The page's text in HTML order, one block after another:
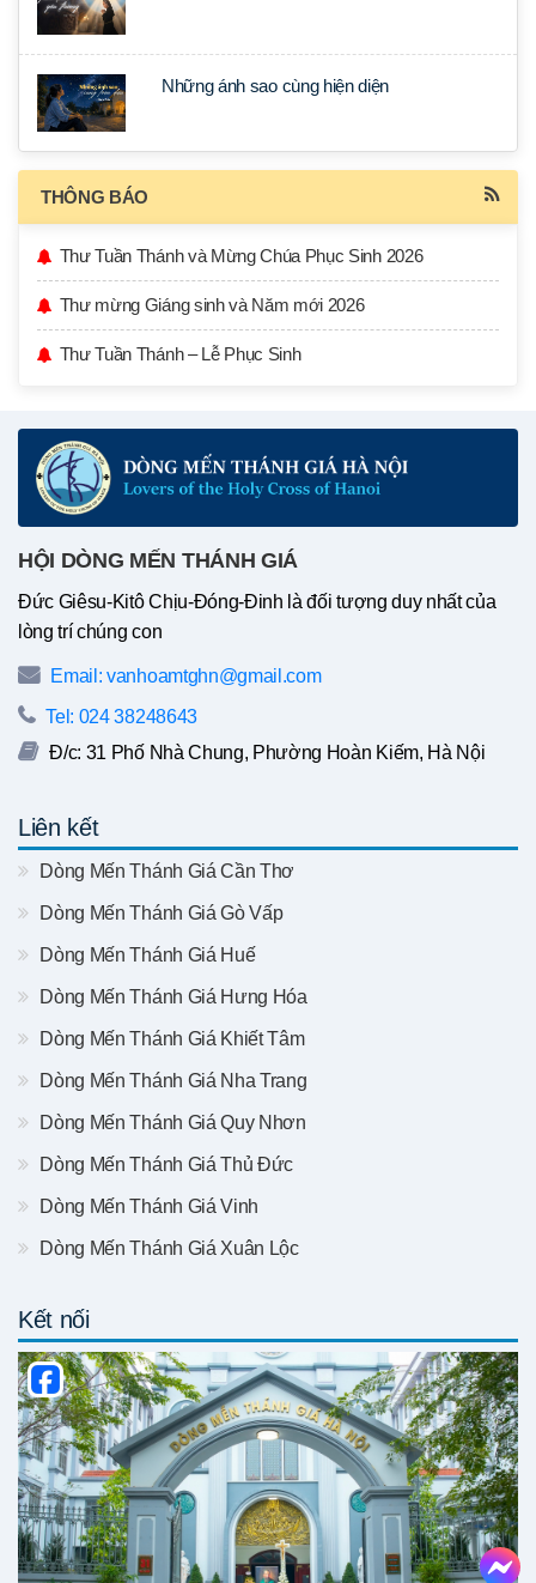
Những ánh sao cùng hiện diện
THÔNG BÁO
Thư Tuần Thánh và Mừng Chúa Phục Sinh 2026
Thư mừng Giáng sinh và Năm mới 2026
Thư Tuần Thánh – Lễ Phục Sinh
HỘI DÒNG MẾN THÁNH GIÁ
Đức Giêsu-Kitô Chịu-Đóng-Đinh là đối tượng duy nhất của
lòng trí chúng con
Email: vanhoamtghn@gmail.com
Tel: 024 38248643
Đ/c: 31 Phố Nhà Chung, Phường Hoàn Kiếm, Hà Nội
Liên kết
Dòng Mến Thánh Giá Cần Thơ
Dòng Mến Thánh Giá Gò Vấp
Dòng Mến Thánh Giá Huế
Dòng Mến Thánh Giá Hưng Hóa
Dòng Mến Thánh Giá Khiết Tâm
Dòng Mến Thánh Giá Nha Trang
Dòng Mến Thánh Giá Quy Nhơn
Dòng Mến Thánh Giá Thủ Đức
Dòng Mến Thánh Giá Vinh
Dòng Mến Thánh Giá Xuân Lộc
Kết nối